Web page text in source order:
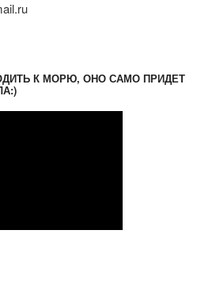
К МОРЮ, ОНО САМО ПРИДЕТ